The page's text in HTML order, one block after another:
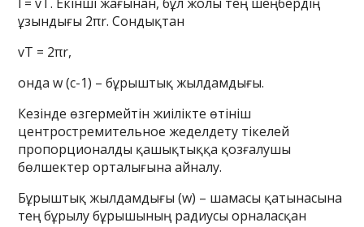
ұзындығы 2πr. Сондықтан
vT = 2πr,
онда w (с-1) – бұрыштық жылдамдығы.
Кезінде өзгермейтін жиілікте өтініш
центростремительное жеделдету тікелей
пропорционалды қашықтыққа қозғалушы
бөлшектер орталығына айналу.
Бұрыштық жылдамдығы (w) – шамасы қатынасына
тең бұрылу бұрышының радиусы орналасқан